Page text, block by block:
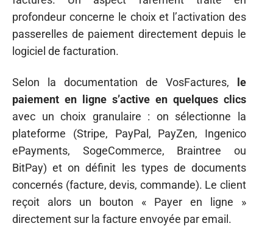
profondeur concerne le choix et l’activation des
passerelles de paiement directement depuis le
logiciel de facturation.
Selon la documentation de VosFactures, le
paiement en ligne s’active en quelques clics
avec un choix granulaire : on sélectionne la
plateforme (Stripe, PayPal, PayZen, Ingenico
ePayments, SogeCommerce, Braintree ou
BitPay) et on définit les types de documents
concernés (facture, devis, commande). Le client
reçoit alors un bouton « Payer en ligne »
directement sur la facture envoyée par email.